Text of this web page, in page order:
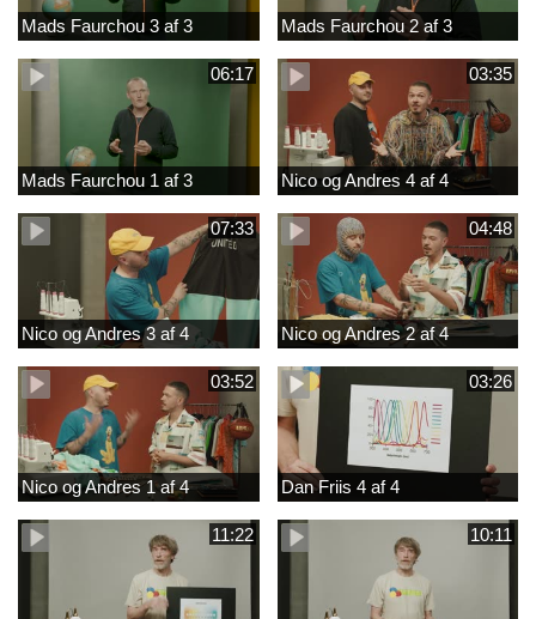
Mads Faurchou 3 af 3 Mads Faurchou 2 af 3
06:17
Mads Faurchou 1 af 3
03:35
Nico og Andres 4 af 4
07:33
Nico og Andres 3 af 4
04:48
Nico og Andres 2 af 4
03:52
Nico og Andres 1 af 4
03:26
Dan Friis 4 af 4
11:22 10:11